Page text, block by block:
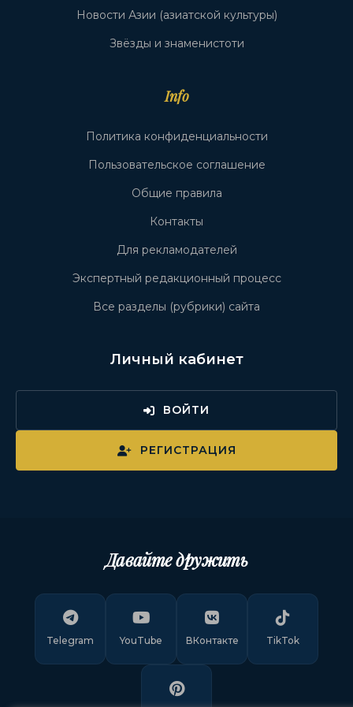
Новости Азии (азиатской культуры)
Звёзды и знаменистоти
Info
Политика конфиденциальности
Пользовательское соглашение
Общие правила
Контакты
Для рекламодателей
Экспертный редакционный процесс
Все разделы (рубрики) сайта
Личный кабинет
ВОЙТИ
РЕГИСТРАЦИЯ
Давайте дружить
Telegram YouTube ВКонтакте TikTok